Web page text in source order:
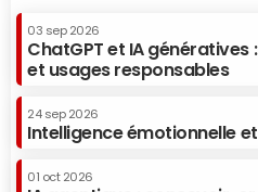
03 sep 2026
ChatGPT et IA génératives
et usages responsables
24 sep 2026
Intelligence émotionnelle
01 oct 2026